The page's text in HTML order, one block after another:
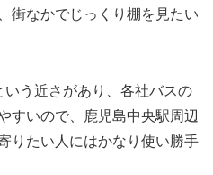
街なかでじっくり棚を見たい
う近さがあり、各社バスの
すいので、鹿児島中央駅周辺
りたい人にはかなり使い勝手